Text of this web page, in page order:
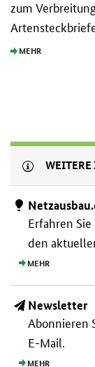
zum
MEHR
Erfahren
den
MEHR
Newsletter
Abonnieren
E-Mail.
MEHR